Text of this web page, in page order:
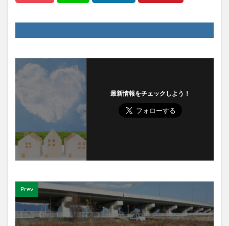
最新情報をチェックしよう！
Prev